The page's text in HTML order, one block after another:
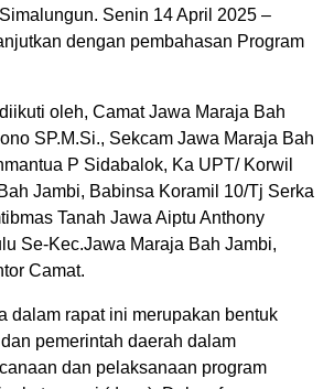
Senin 14 April 2025 –
dengan pembahasan Program
oleh, Camat Jawa Maraja Bah
SP.M.Si., Sekcam Jawa Maraja Bah
P Sidabalok, Ka UPT/ Korwil
Jambi, Babinsa Koramil 10/Tj Serka
Tanah Jawa Aiptu Anthony
Se-Kec.Jawa Maraja Bah Jambi,
Camat.
dalam rapat ini merupakan bentuk
pemerintah daerah dalam
dan pelaksanaan program